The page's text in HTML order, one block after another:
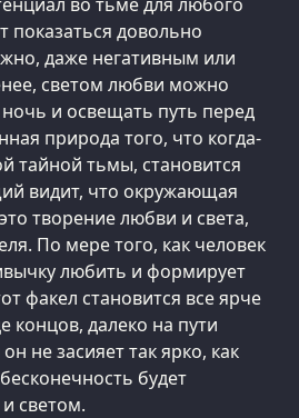
показаться довольно
даже негативным или
светом любви можно
ночь и освещать путь перед
природа того, что когда-
тайной тьмы, становится
видит, что окружающая
творение любви и света,
По мере того, как человек
любить и формирует
факел становится все ярче
концов, далеко на пути
не засияет так ярко, как
будет
светом.